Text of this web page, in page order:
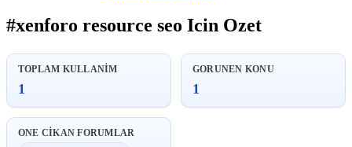
#xenforo resource seo Icin Ozet
TOPLAM KULLANIM
1
GORUNEN KONU
1
ONE CIKAN FORUMLAR